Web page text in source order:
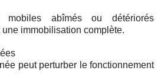
mobiles abîmés ou détériorés
immobilisation complète.
peut perturber le fonctionnement